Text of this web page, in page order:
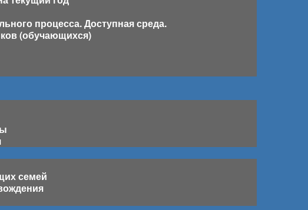
процесса. Доступная среда.
(обучающихся)
семей